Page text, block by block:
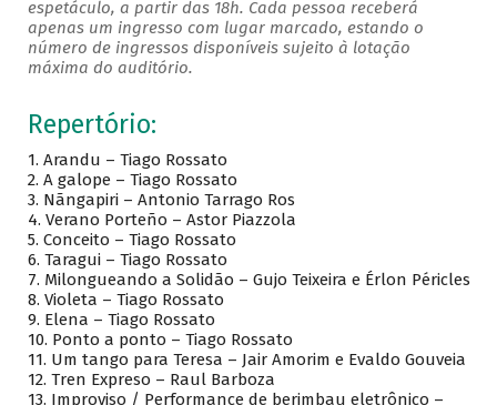
espetáculo, a partir das 18h. Cada pessoa receberá
apenas um ingresso com lugar marcado, estando o
número de ingressos disponíveis sujeito à lotação
máxima do auditório.
Repertório:
1. Arandu – Tiago Rossato
2. A galope – Tiago Rossato
3. Nãngapiri – Antonio Tarrago Ros
4. Verano Porteño – Astor Piazzola
5. Conceito – Tiago Rossato
6. Taragui – Tiago Rossato
7. Milongueando a Solidão – Gujo Teixeira e Érlon Péricles
8. Violeta – Tiago Rossato
9. Elena – Tiago Rossato
10. Ponto a ponto – Tiago Rossato
11. Um tango para Teresa – Jair Amorim e Evaldo Gouveia
12. Tren Expreso – Raul Barboza
13. Improviso / Performance de berimbau eletrônico –